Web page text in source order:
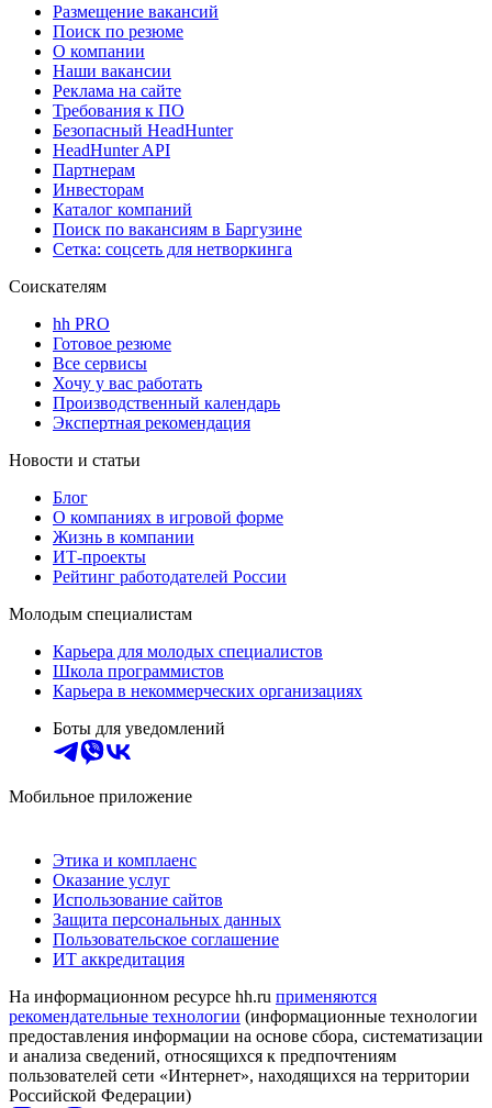
Размещение вакансий
Поиск по резюме
О компании
Наши вакансии
Реклама на сайте
Требования к ПО
Безопасный HeadHunter
HeadHunter API
Партнерам
Инвесторам
Каталог компаний
Поиск по вакансиям в Баргузине
Сетка: соцсеть для нетворкинга
Соискателям
hh PRO
Готовое резюме
Все сервисы
Хочу у вас работать
Производственный календарь
Экспертная рекомендация
Новости и статьи
Блог
О компаниях в игровой форме
Жизнь в компании
ИТ-проекты
Рейтинг работодателей России
Молодым специалистам
Карьера для молодых специалистов
Школа программистов
Карьера в некоммерческих организациях
Боты для уведомлений
Мобильное приложение
Этика и комплаенс
Оказание услуг
Использование сайтов
Защита персональных данных
Пользовательское соглашение
ИТ аккредитация
На информационном ресурсе hh.ru применяются
рекомендательные технологии (информационные технологии
предоставления информации на основе сбора, систематизации
и анализа сведений, относящихся к предпочтениям
пользователей сети «Интернет», находящихся на территории
Российской Федерации)